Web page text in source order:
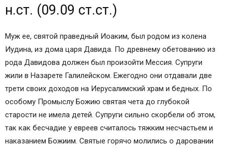
н.ст. (09.09 ст.ст.)
Муж ее, святой праведный Иоаким, был родом из колена
Иудина, из дома царя Давида. По древнему обетованию из
рода Давидова должен был произойти Мессия. Супруги
жили в Назарете Галилейском. Ежегодно они отдавали две
трети своих доходов на Иерусалимский храм и бедных. По
особому Промыслу Божию святая чета до глубокой
старости не имела детей. Супруги сильно скорбели об этом,
так как бесчадие у евреев считалось тяжким несчастьем и
наказанием Божиим. Святые горячо молились о даровании